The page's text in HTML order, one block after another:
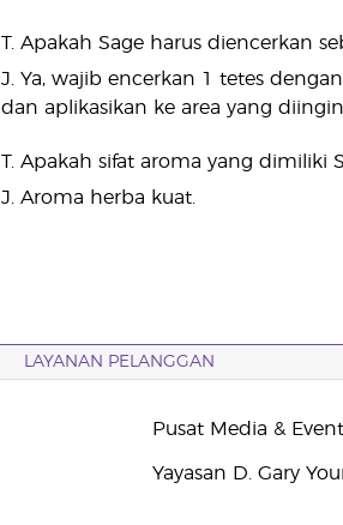
T. Apakah Sage harus diencerkan
J. Ya, wajib encerkan 1 tetes
dan aplikasikan ke area yang
T. Apakah sifat aroma yang dimiliki
J. Aroma herba kuat.
LAYANAN PELANGGAN
Pusat Media & Event
Yayasan D. Gary